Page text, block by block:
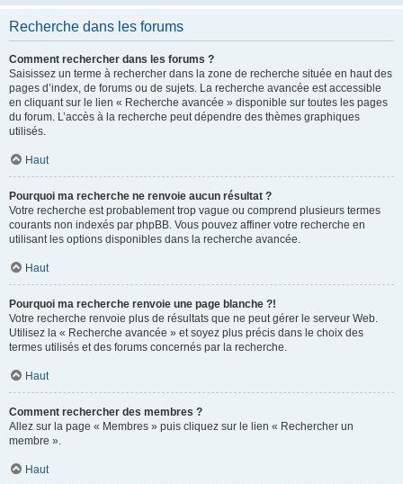
Recherche dans les forums
Comment rechercher dans les forums ?
Saisissez un terme à rechercher dans la zone de recherche située en haut des
pages d’index, de forums ou de sujets. La recherche avancée est accessible
en cliquant sur le lien « Recherche avancée » disponible sur toutes les pages
du forum. L’accès à la recherche peut dépendre des thèmes graphiques
utilisés.
Haut
Pourquoi ma recherche ne renvoie aucun résultat ?
Votre recherche est probablement trop vague ou comprend plusieurs termes
courants non indexés par phpBB. Vous pouvez affiner votre recherche en
utilisant les options disponibles dans la recherche avancée.
Haut
Pourquoi ma recherche renvoie une page blanche ?!
Votre recherche renvoie plus de résultats que ne peut gérer le serveur Web.
Utilisez la « Recherche avancée » et soyez plus précis dans le choix des
termes utilisés et des forums concernés par la recherche.
Haut
Comment rechercher des membres ?
Allez sur la page « Membres » puis cliquez sur le lien « Rechercher un
membre ».
Haut